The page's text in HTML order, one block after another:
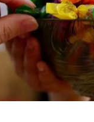
Kocaeli
Konya
Kütahya
Malatya
Manisa